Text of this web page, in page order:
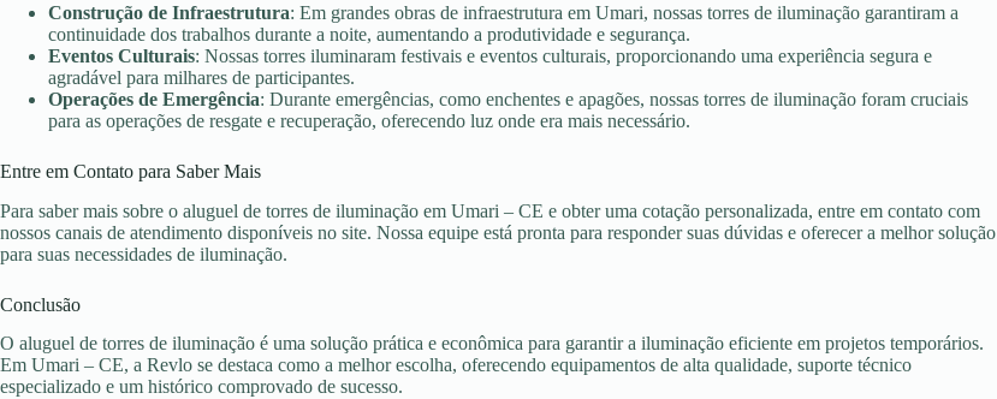
Construção de Infraestrutura: Em grandes obras de infraestrutura em Umari, nossas torres de iluminação garantiram a
continuidade dos trabalhos durante a noite, aumentando a produtividade e segurança.
Eventos Culturais: Nossas torres iluminaram festivais e eventos culturais, proporcionando uma experiência segura e
agradável para milhares de participantes.
Operações de Emergência: Durante emergências, como enchentes e apagões, nossas torres de iluminação foram cruciais
para as operações de resgate e recuperação, oferecendo luz onde era mais necessário.
Entre em Contato para Saber Mais
Para saber mais sobre o aluguel de torres de iluminação em Umari – CE e obter uma cotação personalizada, entre em contato com
nossos canais de atendimento disponíveis no site. Nossa equipe está pronta para responder suas dúvidas e oferecer a melhor solução
para suas necessidades de iluminação.
Conclusão
O aluguel de torres de iluminação é uma solução prática e econômica para garantir a iluminação eficiente em projetos temporários.
Em Umari – CE, a Revlo se destaca como a melhor escolha, oferecendo equipamentos de alta qualidade, suporte técnico
especializado e um histórico comprovado de sucesso.